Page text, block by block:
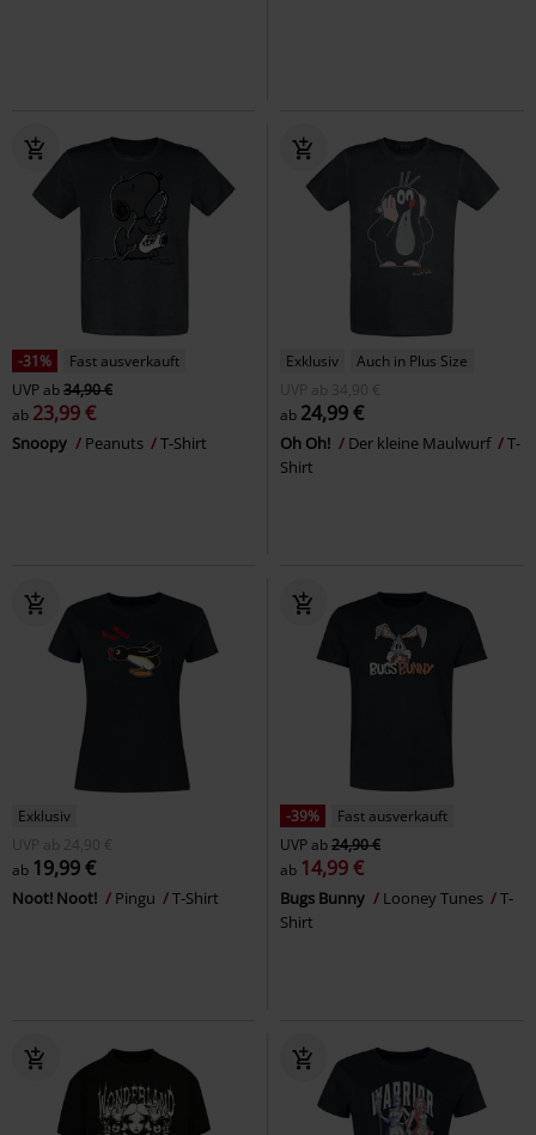
-31%
Fast ausverkauft
UVPab34,90 €
ab 23,99 €
Snoopy Peanuts T-Shirt
Exklusiv
Auch in Plus Size
UVP
ab
34,90 €
ab 24,99 €
Oh Oh! Der kleine Maulwurf
T-
Shirt
Exklusiv
UVP
ab 24,90 €
ab 19,99 €
Noot! Noot! Pingu T-Shirt
-39%
Fast ausverkauft
UVPab24,90 €
ab 14,99 €
Bugs Bunny Looney Tunes
T-
Shirt